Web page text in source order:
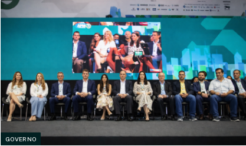
GOVERNO